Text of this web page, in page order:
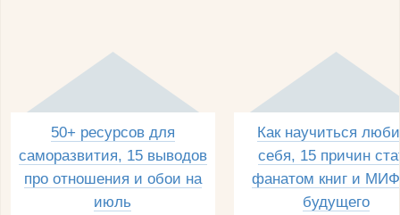
50+ ресурсов для
саморазвития, 15 выводов
про отношения и обои на
июль
Как научиться
себя, 15 причин
фанатом книг и
будущего